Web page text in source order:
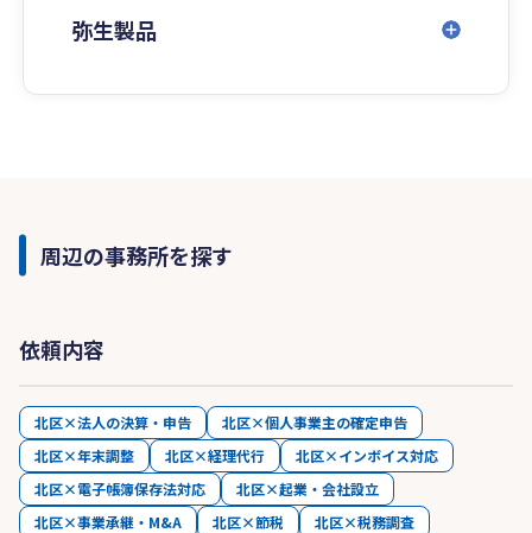
弥生製品
周辺の事務所を探す
依頼内容
北区×法人の決算・申告
北区×個人事業主の確定申告
北区×年末調整
北区×経理代行
北区×インボイス対応
北区×電子帳簿保存法対応
北区×起業・会社設立
北区×事業承継・M&A
北区×節税
北区×税務調査